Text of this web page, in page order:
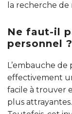
la recherche de
Ne faut-il
personnel ?
L’embauche
effectivement
facile à trouver
plus attrayantes.